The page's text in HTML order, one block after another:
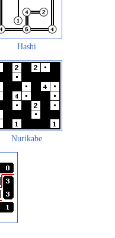
Hashi
Nurikabe